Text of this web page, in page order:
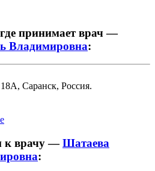
принимает врач —
Владимировна:
18А, Саранск, Россия.
к врачу —Шатаева
: